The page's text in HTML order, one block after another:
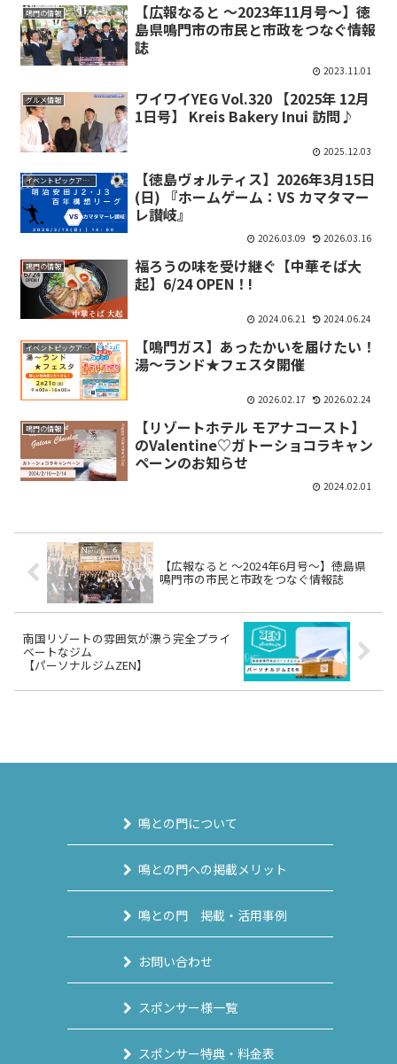
鳴門の情報
【広報なると ～2023年11月号～】徳
島県鳴門市の市民と市政をつなぐ情報
誌
2023.11.01
グルメ情報
ワイワイYEG Vol.320 【2025年 12月
1日号】 Kreis Bakery Inui 訪問♪
2025.12.03
イベントピックアップ
【徳島ヴォルティス】2026年3月15日
(日) 『ホームゲーム：VS カマタマー
レ讃岐』
2026.03.09 2026.03.16
鳴門の情報
福ろうの味を受け継ぐ【中華そば大
起】6/24 OPEN！!
2024.06.21 2024.06.24
イベントピックアップ
【鳴門ガス】あったかいを届けたい！
湯〜ランド★フェスタ開催
2026.02.17 2026.02.24
鳴門の情報
【リゾートホテル モアナコースト】
のValentine♡ガトーショコラキャン
ペーンのお知らせ
2024.02.01
【広報なると ～2024年6月号～】徳島県
鳴門市の市民と市政をつなぐ情報誌
南国リゾートの雰囲気が漂う完全プライ
ベートなジム
【パーソナルジムZEN】
鳴との門について
鳴との門への掲載メリット
鳴との門 掲載・活用事例
お問い合わせ
スポンサー様一覧
スポンサー特典・料金表